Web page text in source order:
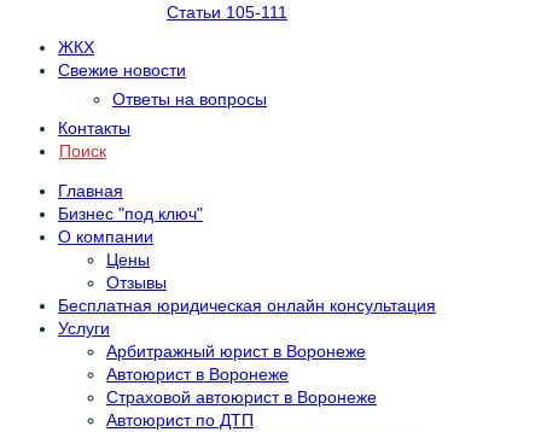
Статьи 105-111
ЖКХ
Свежие новости
Ответы на вопросы
Контакты
Поиск
Главная
Бизнес "под ключ"
О компании
Цены
Отзывы
Бесплатная юридическая онлайн консультация
Услуги
Арбитражный юрист в Воронеже
Автоюрист в Воронеже
Страховой автоюрист в Воронеже
Автоюрист по ДТП